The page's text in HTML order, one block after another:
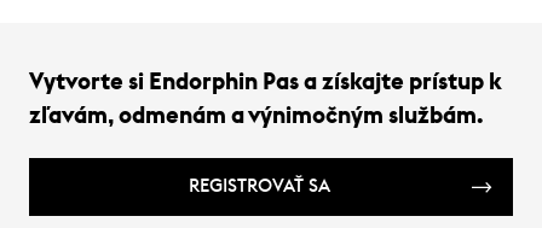
Vytvorte si Endorphin Pas a získajte prístup k
zľavám, odmenám a výnimočným službám.
REGISTROVAŤ SA